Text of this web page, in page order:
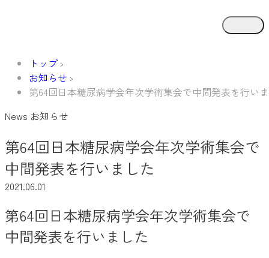
トップ
お知らせ
第64回日本糖尿病学会年次学術集会で中間発表を行い
News お知らせ
第64回日本糖尿病学会年次学術集会で
中間発表を行いました
2021.06.01
第64回日本糖尿病学会年次学術集会で
中間発表を行いました